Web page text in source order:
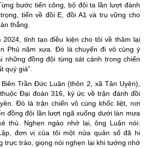
bước tiến công, bộ đội ta lần lượt đánh
tiến về đồi E, đồi A1 và trụ vững cho
thắng.
2024, tỉnh tạo điều kiện cho tôi về thăm lại
Phủ năm xưa. Đó là chuyến đi vô cùng ý
những đồng đội từng sát cánh trong chiến
quý giá”.
Trần Đức Luận (thôn 2, xã Tân Uyên),
Đại đoàn 316, ký ức về trận đánh đồi
Đó là trận chiến vô cùng khốc liệt, nơi
đồng đội lần lượt ngã xuống dưới làn mưa
thù. Nghẹn ngào nhớ lại, ông Luận nói:
đơn vị của tôi một nửa quân số đã hi
trực trào, giọng nói nghẹn lại khi tưởng nhớ